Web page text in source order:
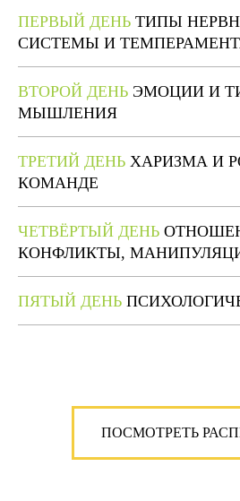
ПЕРВЫЙ ДЕНЬ ТИПЫ
СИСТЕМЫ И
ВТОРОЙ ДЕНЬ ЭМОЦИИ И
МЫШЛЕНИЯ
ТРЕТИЙ ДЕНЬ ХАРИЗМА И
КОМАНДЕ
ЧЕТВЁРТЫЙ ДЕНЬ
КОНФЛИКТЫ,
ПЯТЫЙ ДЕНЬ
ПОСМОТРЕТЬ